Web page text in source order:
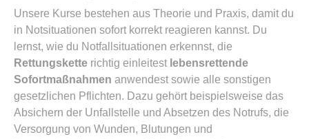
Unsere Kurse bestehen aus Theorie und Praxis, damit du
in Notsituationen sofort korrekt reagieren kannst. Du
lernst, wie du Notfallsituationen erkennst, die
Rettungskette richtig einleitest lebensrettende
Sofortmaßnahmen anwendest sowie alle sonstigen
gesetzlichen Pflichten. Dazu gehört beispielsweise das
Absichern der Unfallstelle und Absetzen des Notrufs, die
Versorgung von Wunden, Blutungen und